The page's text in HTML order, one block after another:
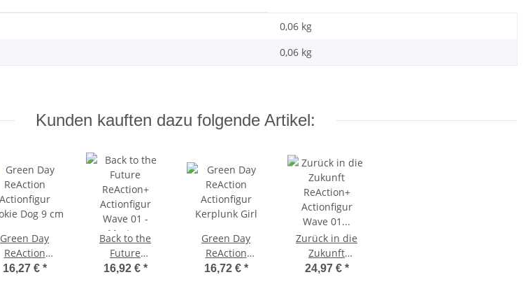
0,06 kg
0,06 kg
Kunden kauften dazu folgende Artikel:
Green Day
ReAction
Actionfigur
16,27 € *
Back to the
Future
ReAction+
16,92 € *
Green Day
ReAction
Actionfigur
16,72 € *
Zurück in die
Zukunft
ReAction+
24,97 € *